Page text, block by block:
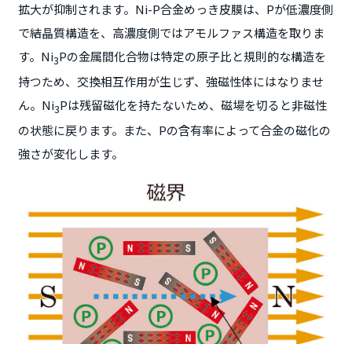
拡大が抑制されます。Ni-P合金めっき皮膜は、Pが低濃度側
で結晶質構造を、高濃度側ではアモルファス構造を取りま
す。Ni3Pの金属間化合物は特定の原子比と規則的な構造を
持つため、交換相互作用が生じず、強磁性体にはなりませ
ん。Ni3Pは残留磁化を持たないため、磁場を切ると非磁性
の状態に戻ります。また、Pの含有率によって合金の磁化の
強さが変化します。